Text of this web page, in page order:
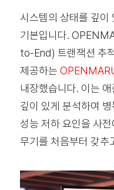
시스템의 상태를 깊이
기본입니다.
to-End) 트랜잭션 추
제공하는
내장했습니다. 이는
깊이 있게 분석하여
성능 저하 요인을 사
무기를 처음부터 갖추